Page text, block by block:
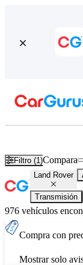
Filtro (1)Compara
Land Rover
Transmisión
976 vehículos
Compra con
Mostrar solo